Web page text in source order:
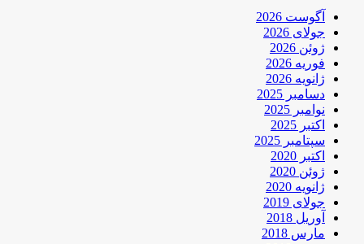
آگوست 2026
جولای 2026
ژوئن 2026
فوریه 2026
ژانویه 2026
دسامبر 2025
نوامبر 2025
اکتبر 2025
سپتامبر 2025
اکتبر 2020
ژوئن 2020
ژانویه 2020
جولای 2019
آوریل 2018
مارس 2018